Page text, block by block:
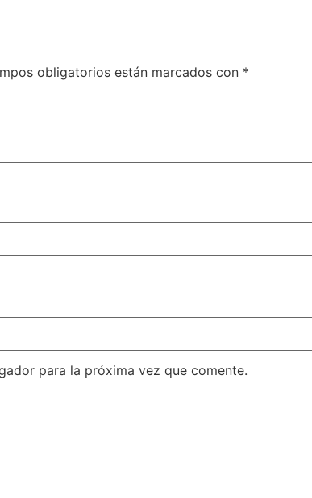
obligatorios están marcados con *
para la próxima vez que comente.